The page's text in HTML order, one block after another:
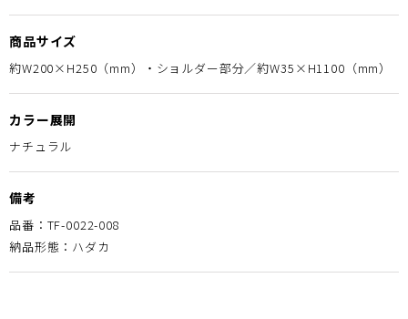
商品サイズ
約W200×H250（mm）・ショルダー部分／約W35×H1100（mm）
カラー展開
ナチュラル
備考
品番：TF-0022-008
納品形態：ハダカ